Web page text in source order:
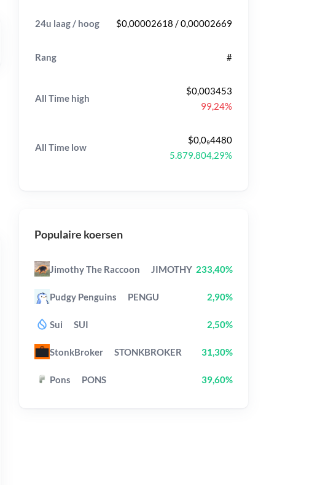
24u laag / hoog $0,00002618 / 0,00002669
Rang #
All Time high
$0,003453
99,24%
All Time low
$0,0₉4480
5.879.804,29%
Populaire koersen
Jimothy The Raccoon JIMOTHY 233,40%
Pudgy Penguins PENGU 2,90%
Sui SUI 2,50%
StonkBroker STONKBROKER 31,30%
Pons PONS 39,60%